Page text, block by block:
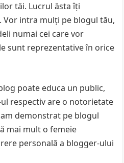
tăi. Lucrul ăsta îţi
intra mulţi pe blogul tău,
numai cei care vor
sunt reprezentative în orice
poate educa un public,
respectiv are o notorietate
demonstrat pe blogul
mai mult o femeie
personală a blogger-ului